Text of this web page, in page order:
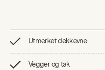
Utmerket dekkevne
Vegger og tak